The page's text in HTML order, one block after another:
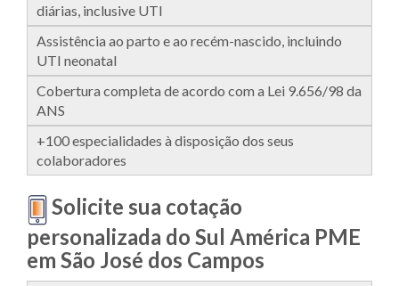
diárias, inclusive UTI
Assistência ao parto e ao recém-nascido, incluindo
UTI neonatal
Cobertura completa de acordo com a Lei 9.656/98 da
ANS
+100 especialidades à disposição dos seus
colaboradores
Solicite sua cotação
personalizada do Sul América PME
em São José dos Campos